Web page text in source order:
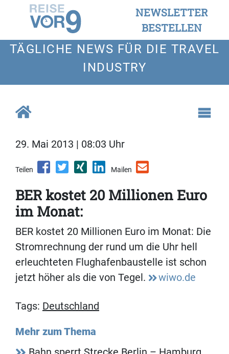
NEWSLETTER
BESTELLEN
TÄGLICHE NEWS FÜR DIE TRAVEL
INDUSTRY
29. Mai 2013 | 08:03 Uhr
Teilen Mailen
BER kostet 20 Millionen Euro
im Monat:
BER kostet 20 Millionen Euro im Monat: Die
Stromrechnung der rund um die Uhr hell
erleuchteten Flughafenbaustelle ist schon
jetzt höher als die von Tegel.
wiwo.de
Tags: Deutschland
Mehr zum Thema